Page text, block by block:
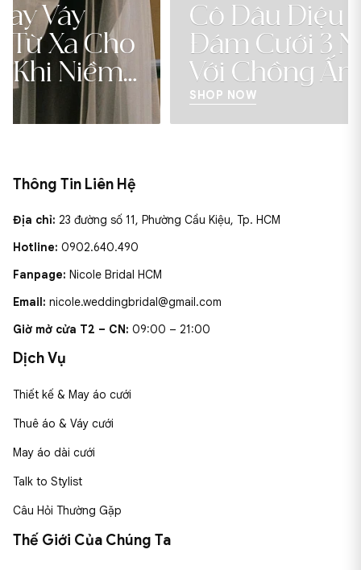
Cô Dâu Diệu My Và
Đám Cưới 3 Ngày 3 Đêm
Với Chồng Ấn Độ
SHOP NOW
Thông Tin Liên Hệ
Địa chỉ: 23 đường số 11, Phường Cầu Kiệu, Tp. HCM
Hotline: 0902.640.490
Fanpage: Nicole Bridal HCM
Email: nicole.weddingbridal@gmail.com
Giờ mở cửa T2 – CN: 09:00 – 21:00
Dịch Vụ
Thiết kế & May áo cưới
Thuê áo & Váy cưới
May áo dài cưới
Talk to Stylist
Câu Hỏi Thường Gặp
Thế Giới Của Chúng Ta